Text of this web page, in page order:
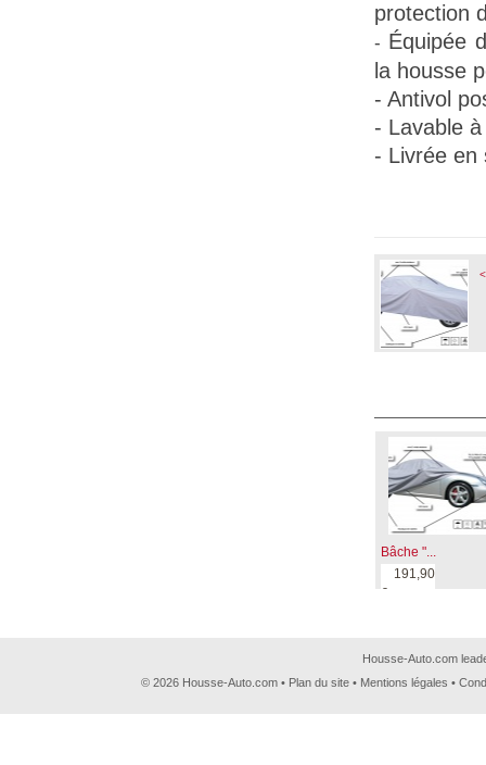
protection
- Équipée
la housse
- Antivol
- Lavable
- Livrée en
Bâche "...
191,90
€
Housse-Auto.com
© 2026 Housse-Auto.com • Plan du site • Mentions légales •